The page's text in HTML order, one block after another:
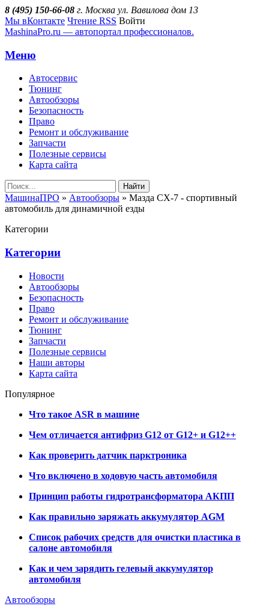
8 (495) 150-66-08 г. Москва ул. Вавилова дом 13
Мы вКонтакте Чтение RSS Войти
MashinaPro.ru — автопортал профессионалов.
Меню
Автосервис
Тюнинг
Автообзоры
Безопасность
Право
Ремонт и обслуживание
Запчасти
Полезные сервисы
Карта сайта
Найти
МашинаПРО » Автообзоры » Мазда CX-7 - спортивный
автомобиль для динамичной езды
Категории
Категории
Новости
Автообзоры
Безопасность
Право
Ремонт и обслуживание
Тюнинг
Запчасти
Полезные сервисы
Наши авторы
Карта сайта
Популярное
Что такое ASR в машине
Чем отличается антифриз G12 от G12+ и G12++
Как проверить датчик парктроника
Что включено в ходовую часть автомобиля
Принцип работы гидротрансформатора АКПП
Как правильно заряжать аккумулятор AGM
Список рабочих средств для очистки пластика в
салоне автомобиля
Как и чем зарядить гелевый аккумулятор
автомобиля
Автообзоры